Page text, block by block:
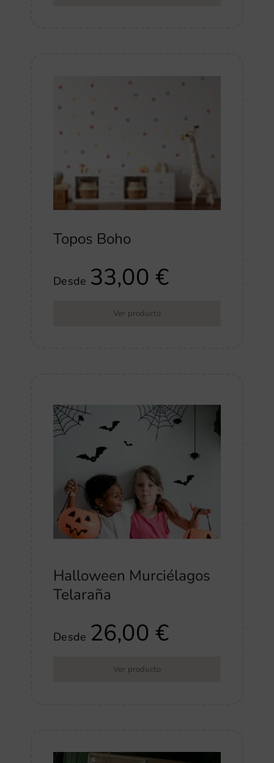
Topos Boho
Desde 33,00€
Ver producto
Halloween Murciélagos
Telaraña
Desde 26,00€
Ver producto